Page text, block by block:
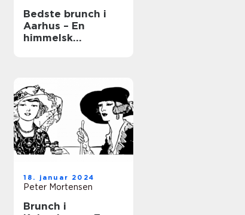
Bedste brunch i
Aarhus – En
himmelsk
18. januar 2024
Peter Mortensen
Brunch i